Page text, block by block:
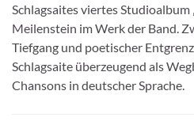
Schlagsaites viertes Studioalbum
Meilenstein im Werk der Band.
Tiefgang und poetischer
Schlagsaite überzeugend als
Chansons in deutscher Sprache.